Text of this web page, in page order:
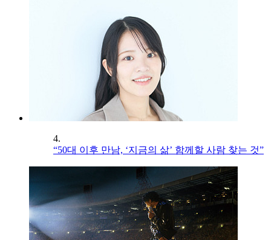
4.
“50대 이후 만남, ‘지금의 삶’ 함께할 사람 찾는 것”